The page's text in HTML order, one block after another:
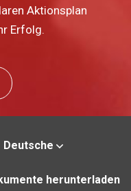
Aktionsplan
Erfolg.
Deutsche
herunterladen